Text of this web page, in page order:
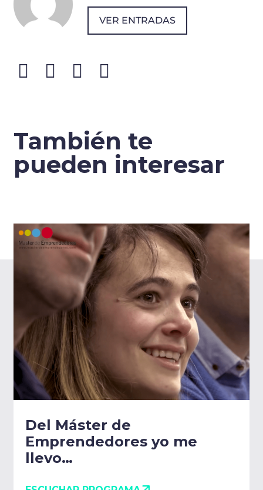
VER ENTRADAS
También te
pueden interesar
Del Máster de
Emprendedores yo me
llevo…